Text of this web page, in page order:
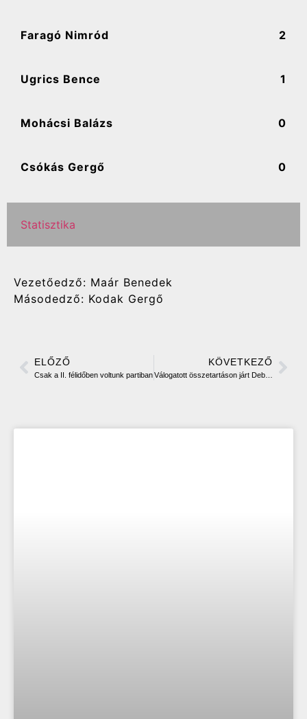
Faragó Nimród 2
Ugrics Bence 1
Mohácsi Balázs 0
Csókás Gergő 0
Statisztika
Vezetőedző: Maár Benedek
Másodedző: Kodak Gergő
ELŐZŐ
Csak a II. félidőben voltunk partiban
KÖVETKEZŐ
Válogatott összetartáson járt Debreczeny Dávid